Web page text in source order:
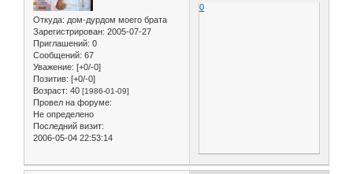
Откуда: дом-дурдом моего брата
Зарегистрирован: 2005-07-27
Приглашений: 0
Сообщений: 67
Уважение: [+0/-0]
Позитив: [+0/-0]
Возраст: 40 [1986-01-09]
Провел на форуме:
Не определено
Последний визит:
2006-05-04 22:53:14
0